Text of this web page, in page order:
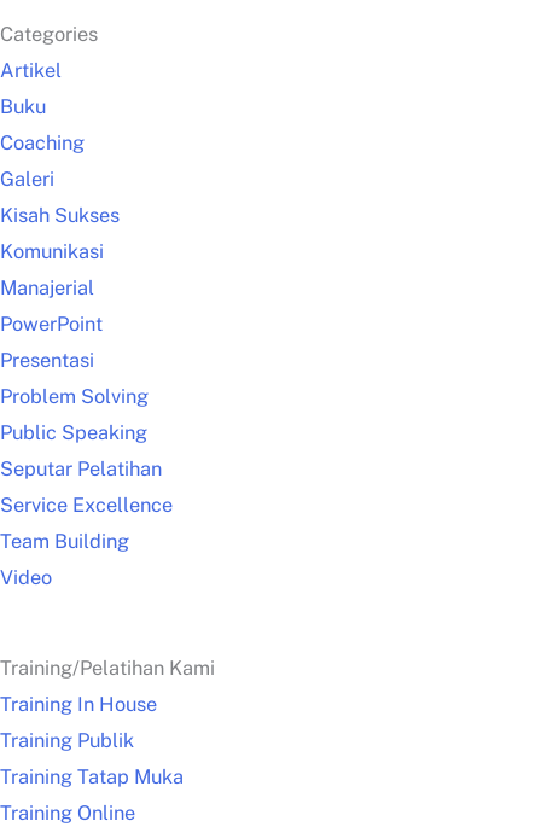
Categories
Artikel
Buku
Coaching
Galeri
Kisah Sukses
Komunikasi
Manajerial
PowerPoint
Presentasi
Problem Solving
Public Speaking
Seputar Pelatihan
Service Excellence
Team Building
Video
Training/Pelatihan Kami
Training In House
Training Publik
Training Tatap Muka
Training Online